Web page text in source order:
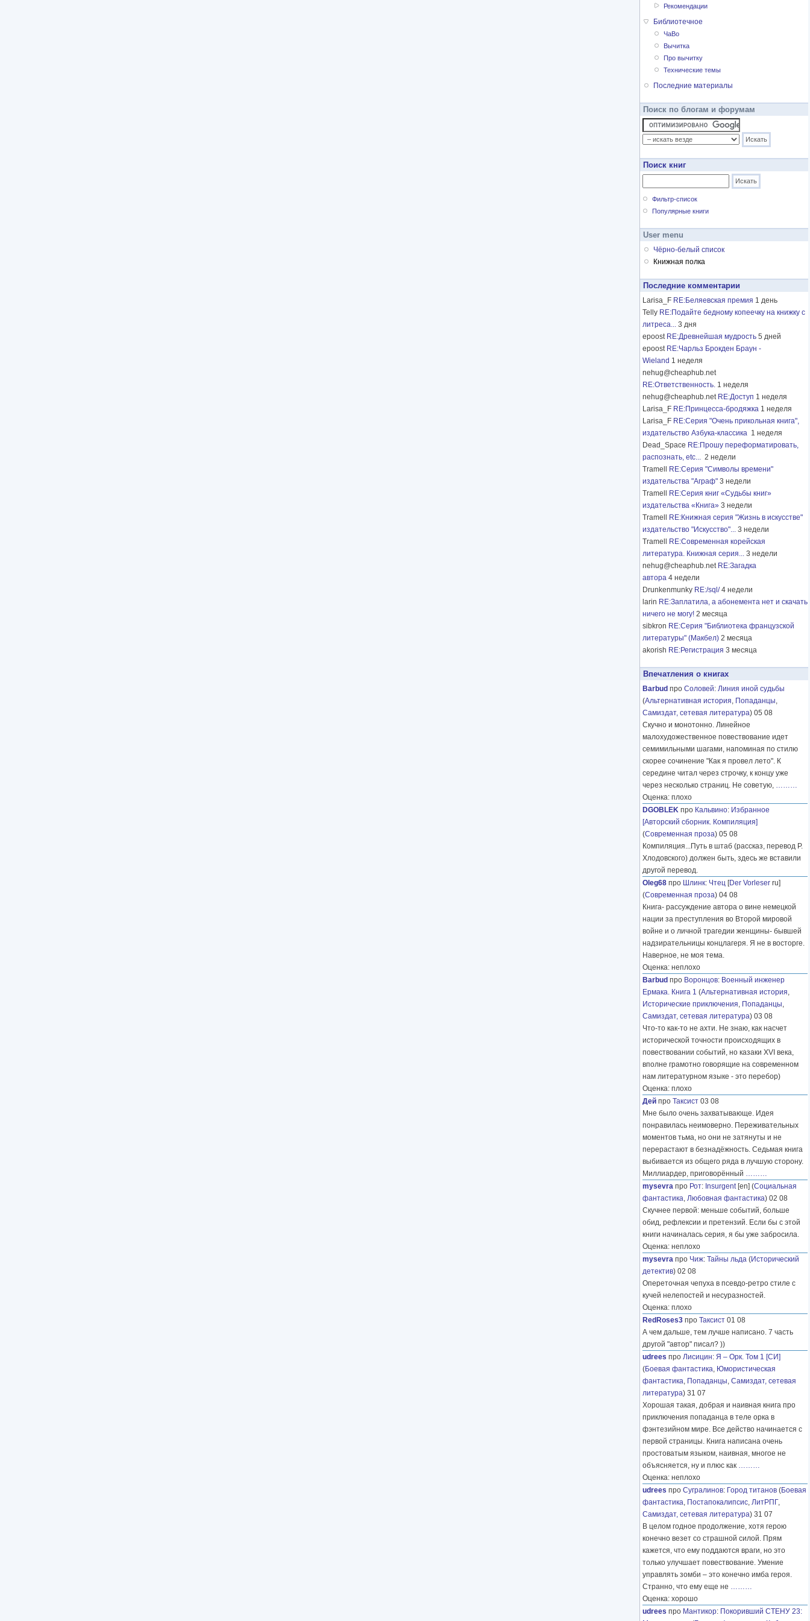
Рекомендации
Библиотечное
ЧаВо
Вычитка
Про вычитку
Технические темы
Последние материалы
Поиск по блогам и форумам
Поиск книг
Фильтр-список
Популярные книги
User menu
Чёрно-белый список
Книжная полка
Последние комментарии
Larisa_F RE:Беляевская премия 1 день
Telly RE:Подайте бедному копеечку на книжку с
литреса... 3 дня
epoost RE:Древнейшая мудрость 5 дней
epoost RE:Чарльз Брокден Браун -
Wieland 1 неделя
nehug@cheaphub.net
RE:Ответственность. 1 неделя
nehug@cheaphub.net RE:Доступ 1 неделя
Larisa_F RE:Принцесса-бродяжка 1 неделя
Larisa_F RE:Серия "Очень прикольная книга",
издательство Азбука-классика 1 неделя
Dead_Space RE:Прошу переформатировать,
распознать, etc... 2 недели
Tramell
RE:Серия "Символы времени"
издательства "Аграф" 3 недели
Tramell
RE:Серия книг «Судьбы книг»
издательства «Книга» 3 недели
Tramell
RE:Книжная серия "Жизнь в искусстве"
издательство "Искусство"... 3 недели
Tramell
RE:Современная корейская
литература. Книжная серия... 3 недели
nehug@cheaphub.net RE:Загадка
автора 4 недели
Drunkenmunky RE:/sql/ 4 недели
larin RE:Заплатила, а абонемента нет и скачать
ничего не могу! 2 месяца
sibkron RE:Серия "Библиотека французской
литературы" (Макбел) 2 месяца
akorish RE:Регистрация 3 месяца
Впечатления о книгах
Barbud про Соловей: Линия иной судьбы
(Альтернативная история, Попаданцы,
Самиздат, сетевая литература) 05 08
Скучно и монотонно. Линейное
малохудожественное повествование идет
семимильными шагами, напоминая по стилю
скорее сочинение "Как я провел лето". К
середине читал через строчку, к концу уже
через несколько страниц. Не советую, ………
Оценка: плохо
DGOBLEK про Кальвино: Избранное
[Авторский сборник. Компиляция]
(Современная проза) 05 08
Компиляция...Путь в штаб (рассказ, перевод Р.
Хлодовского) должен быть, здесь же вставили
другой перевод.
Oleg68 про Шлинк: Чтец [Der Vorleser ru]
(Современная проза) 04 08
Книга- рассуждение автора о вине немецкой
нации за преступления во Второй мировой
войне и о личной трагедии женщины- бывшей
надзирательницы концлагеря. Я не в восторге.
Наверное, не моя тема.
Оценка: неплохо
Barbud про Воронцов: Военный инженер
Ермака. Книга 1 (Альтернативная история,
Исторические приключения, Попаданцы,
Самиздат, сетевая литература) 03 08
Что-то как-то не ахти. Не знаю, как насчет
исторической точности происходящих в
повествовании событий, но казаки XVI века,
вполне грамотно говорящие на современном
нам литературном языке - это перебор)
Оценка: плохо
Дей про Таксист 03 08
Мне было очень захватывающе. Идея
понравилась неимоверно. Переживательных
моментов тьма, но они не затянуты и не
перерастают в безнадёжность. Седьмая книга
выбивается из общего ряда в лучшую сторону.
Миллиардер, приговорённый ………
mysevra про Рот: Insurgent[en] (Социальная
фантастика, Любовная фантастика) 02 08
Скучнее первой: меньше событий, больше
обид, рефлексии и претензий. Если бы с этой
книги начиналась серия, я бы уже забросила.
Оценка: неплохо
mysevra про Чиж: Тайны льда (Исторический
детектив) 02 08
Опереточная чепуха в псевдо-ретро стиле с
кучей нелепостей и несуразностей.
Оценка: плохо
RedRoses3 про Таксист 01 08
А чем дальше, тем лучше написано. 7 часть
другой "автор" писал? ))
udrees про Лисицин: Я – Орк. Том 1 [СИ]
(Боевая фантастика, Юмористическая
фантастика, Попаданцы, Самиздат, сетевая
литература) 31 07
Хорошая такая, добрая и наивная книга про
приключения попаданца в теле орка в
фэнтезийном мире. Все действо начинается с
первой страницы. Книга написана очень
простоватым языком, наивная, многое не
объясняется, ну и плюс как ………
Оценка: неплохо
udrees про Сугралинов: Город титанов (Боевая
фантастика, Постапокалипсис, ЛитРПГ,
Самиздат, сетевая литература) 31 07
В целом годное продолжение, хотя герою
конечно везет со страшной силой. Прям
кажется, что ему поддаются враги, но это
только улучшает повествование. Умение
управлять зомби – это конечно имба героя.
Странно, что ему еще не ………
Оценка: хорошо
udrees про Мантикор: Покоривший СТЕНУ 23: